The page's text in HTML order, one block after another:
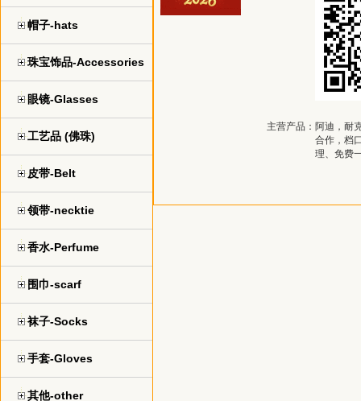
帽子-hats
珠宝饰品-Accessories
眼镜-Glasses
工艺品 (佛珠)
皮带-Belt
领带-necktie
香水-Perfume
围巾-scarf
袜子-Socks
手套-Gloves
其他-other
主营产品： 阿迪，耐
合作，档
理、免费